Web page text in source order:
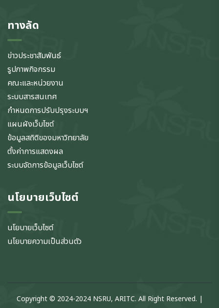
ทางลัด
ข่าวประชาสัมพันธ์
รูปภาพกิจกรรม
คณะและหน่วยงาน
ระบบสารสนเทศ
กำหนดการปรับปรุงระบบฯ
แผนผังเว็บไซต์
ข้อมูลสถิติของมหาวิทยาลัย
ตั้งค่าการแสดงผล
ระบบจัดการข้อมูลเว็บไซต์
นโยบายเว็บไซต์
นโยบายเว็บไซต์
นโยบายความเป็นส่วนตัว
Copyright © 2024-2024 NSRU, ARITC. All Right Reserved. |